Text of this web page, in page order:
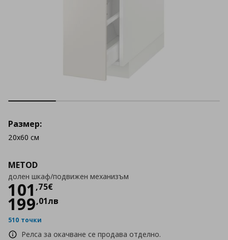
METOD
долен шкаф/подвижен механизъм
101 ,75€
Цена
199,01лв
510 точки
Релса за окачване се продава отделно.
Размер:
20x60 см